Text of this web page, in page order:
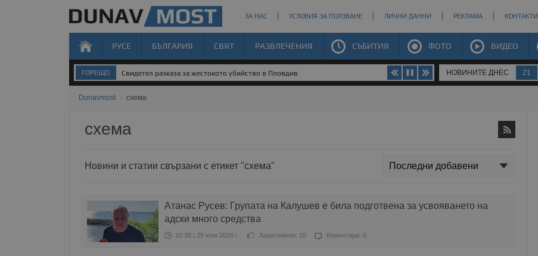
ЗА НАС УСЛОВИЯ ЗА ПОЛЗВАНЕ ЛИЧНИ ДАННИ РЕКЛАМА КОНТАКТИ
РУСЕ БЪЛГАРИЯ СВЯТ РАЗВЛЕЧЕНИЯ СЪБИТИЯ ФОТО ВИДЕО
ГОРЕЩО Свидетел разказа за жестокото убийство в Пловдив НОВИНИТЕ ДНЕС 21
Dunavmost схема
схема
Новини и статии свързани с етикет "схема"
Атанас Русев: Групата на Калушев е била подготвена за усвояването на
адски много средства
10:38 | 28 юли 2026 г. Харесвания: 10 Коментари: 0